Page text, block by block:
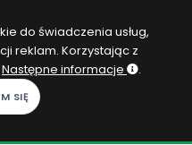
Zaloguj się
do świadczenia usług,
reklam. Korzystając z
Następne informacje .